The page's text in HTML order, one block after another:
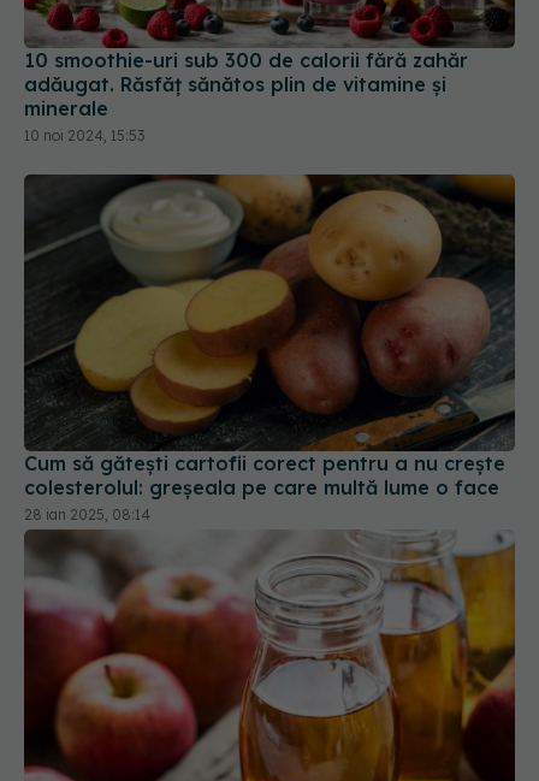
10 smoothie-uri sub 300 de calorii fără zahăr
adăugat. Răsfăț sănătos plin de vitamine și
minerale
10 noi 2024, 15:53
Cum să gătești cartofii corect pentru a nu crește
colesterolul: greșeala pe care multă lume o face
28 ian 2025, 08:14